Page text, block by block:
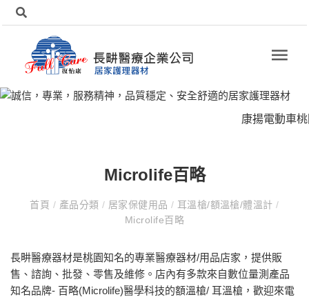
康揚電動車
Microlife百略
首頁 / 產品分類 / 居家保健用品 / 耳溫槍/額溫槍/體溫計/
Microlife百略
長畊醫療器材是桃園知名的專業醫療器材/用品店家，提供販
售、諮詢、批發、零售及維修。店內有多款來自數位量測產品
知名品牌- 百略(Microlife)醫學科技的額溫槍/ 耳溫槍，歡迎來電